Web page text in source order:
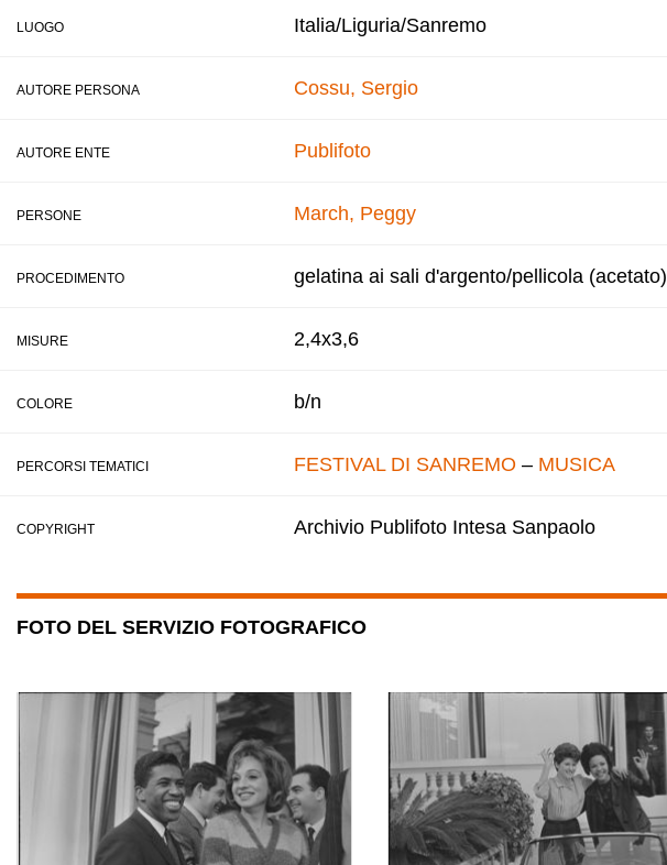
LUOGO Italia/Liguria/Sanremo
AUTORE PERSONA Cossu, Sergio
AUTORE ENTE Publifoto
PERSONE March, Peggy
PROCEDIMENTO gelatina ai sali d'argento/pellicola (acetato)
MISURE 2,4x3,6
COLORE b/n
PERCORSI TEMATICI FESTIVAL DI SANREMO – MUSICA
COPYRIGHT Archivio Publifoto Intesa Sanpaolo
FOTO DEL SERVIZIO FOTOGRAFICO